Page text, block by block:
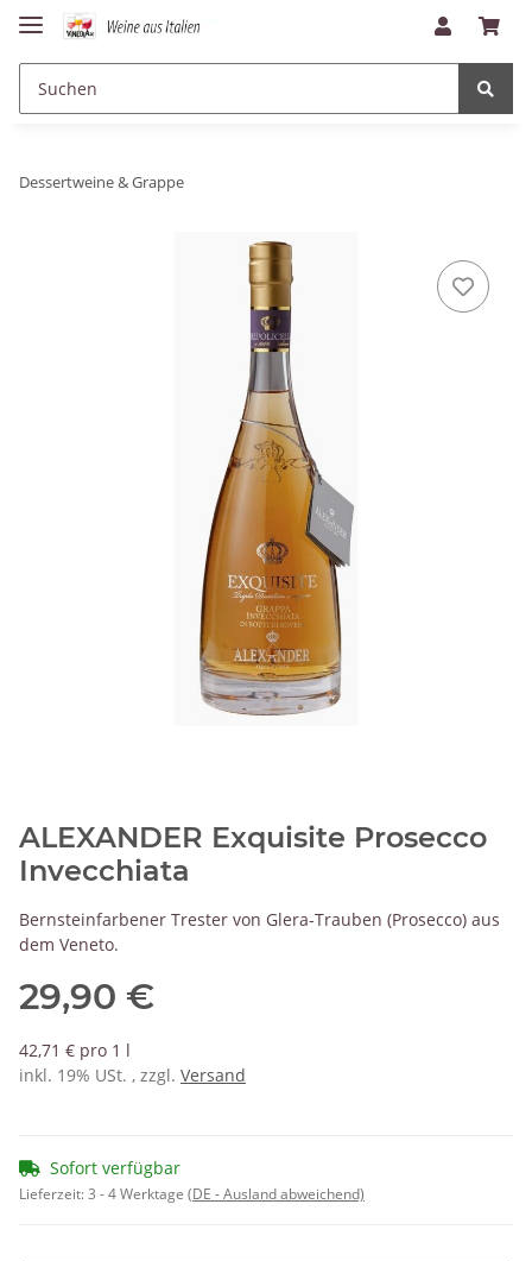
Dessertweine & Grappe
ALEXANDER Exquisite Prosecco
Invecchiata
Bernsteinfarbener Trester von Glera-Trauben (Prosecco) aus
dem Veneto.
29,90 €
42,71 € pro 1 l
inkl. 19% USt. , zzgl. Versand
Sofort verfügbar
Lieferzeit:3 - 4 Werktage (DE - Ausland abweichend)